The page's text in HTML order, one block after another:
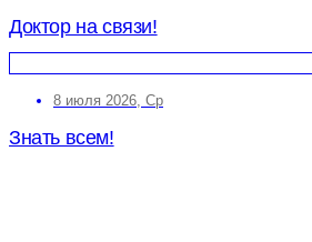
Доктор на связи!
8 июля 2026, Ср
Знать всем!